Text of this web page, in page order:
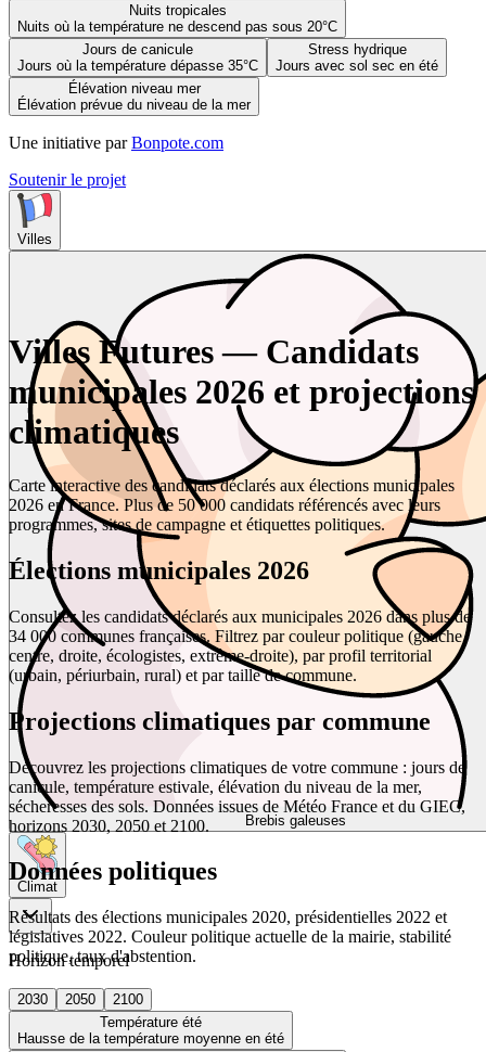
Nuits tropicales
Nuits où la température ne descend pas sous 20°C
Jours de canicule
Jours où la température dépasse 35°C
Stress hydrique
Jours avec sol sec en été
Élévation niveau mer
Élévation prévue du niveau de la mer
Une initiative par Bonpote.com
Soutenir le projet
Villes
Brebis galeuses
Climat
Horizon temporel
2030 2050
2100
Température été
Hausse de la température moyenne en été
Villes Futures — Candidats
municipales 2026 et projections
climatiques
Carte interactive des candidats déclarés aux élections municipales
2026 en France. Plus de 50 000 candidats référencés avec leurs
programmes, sites de campagne et étiquettes politiques.
Élections municipales 2026
Consultez les candidats déclarés aux municipales 2026 dans plus de
34 000 communes françaises. Filtrez par couleur politique (gauche,
centre, droite, écologistes, extrême-droite), par profil territorial
(urbain, périurbain, rural) et par taille de commune.
Projections climatiques par commune
Découvrez les projections climatiques de votre commune : jours de
canicule, température estivale, élévation du niveau de la mer,
sécheresses des sols. Données issues de Météo France et du GIEC,
horizons 2030, 2050 et 2100.
Données politiques
Résultats des élections municipales 2020, présidentielles 2022 et
législatives 2022. Couleur politique actuelle de la mairie, stabilité
politique, taux d'abstention.